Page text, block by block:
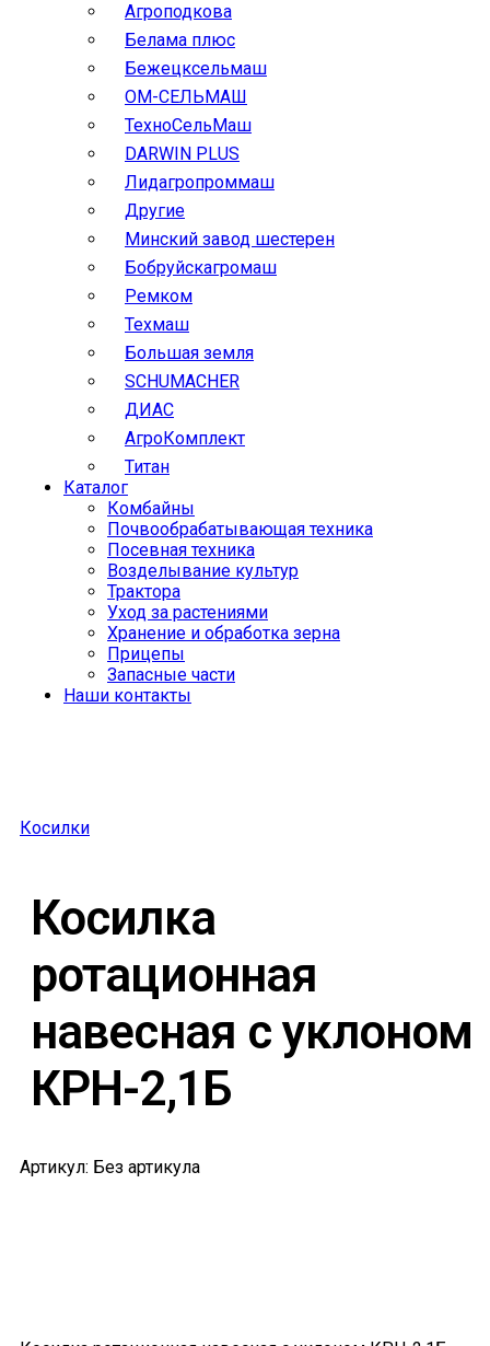
Агроподкова
Белама плюс
Бежецксельмаш
ОМ-СЕЛЬМАШ
ТехноСельМаш
DARWIN PLUS
Лидагропроммаш
Другие
Минский завод шестерен
Бобруйскагромаш
Ремком
Техмаш
Большая земля
SCHUMACHER
ДИАС
АгроКомплект
Титан
Каталог
Комбайны
Почвообрабатывающая техника
Посевная техника
Возделывание культур
Трактора
Уход за растениями
Хранение и обработка зерна
Прицепы
Запасные части
Наши контакты
Косилки
Косилка
ротационная
навесная с уклоном
КРН-2,1Б
Артикул: Без артикула